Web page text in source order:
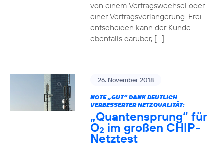
von einem Vertragswechsel oder
einer Vertragsverlängerung. Frei
entscheiden kann der Kunde
ebenfalls darüber, […]
26. November 2018
NOTE „GUT“ DANK DEUTLICH
VERBESSERTER NETZQUALITÄT:
„Quantensprung“ für
O2 im großen CHIP-
Netztest